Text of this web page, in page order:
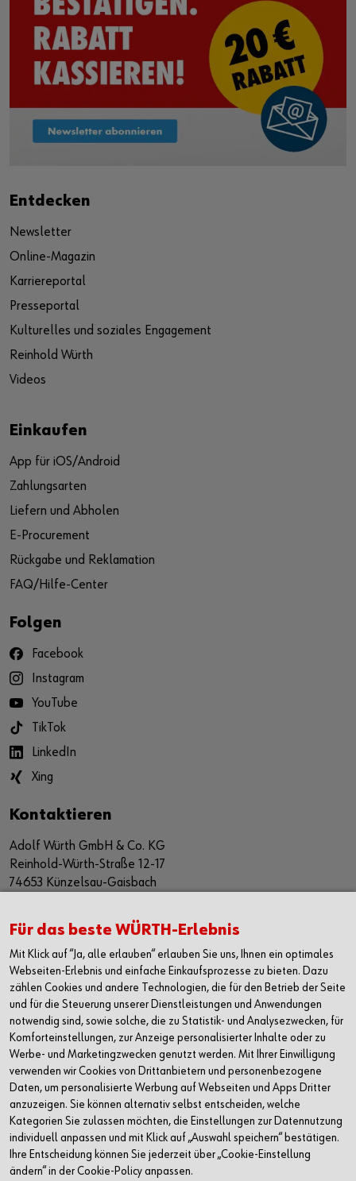
Entdecken
Newsletter
Online-Magazin
Karriereportal
Presseportal
Kulturelles und soziales Engagement
Reinhold Würth
Videos
Einkaufen
App für iOS/Android
Zahlungsarten
Liefern und Abholen
E-Procurement
Rückgabe und Reklamation
FAQ/Hilfe-Center
Folgen
Facebook
Instagram
YouTube
TikTok
LinkedIn
Xing
Kontaktieren
Adolf Würth GmbH & Co. KG
Reinhold-Würth-Straße 12-17
74653 Künzelsau-Gaisbach
Alle Kontaktmöglichkeiten
+49 7940 15-2400
info@wuerth.com
Für das beste WÜRTH-Erlebnis
Mit Klick auf “Ja, alle erlauben“ erlauben Sie uns, Ihnen ein optimales
Webseiten-Erlebnis und einfache Einkaufsprozesse zu bieten. Dazu
zählen Cookies und andere Technologien, die für den Betrieb der Seite
und für die Steuerung unserer Dienstleistungen und Anwendungen
notwendig sind, sowie solche, die zu Statistik- und Analysezwecken, für
Komforteinstellungen, zur Anzeige personalisierter Inhalte oder zu
Werbe- und Marketingzwecken genutzt werden. Mit Ihrer Einwilligung
verwenden wir Cookies von Drittanbietern und personenbezogene
Daten, um personalisierte Werbung auf Webseiten und Apps Dritter
anzuzeigen. Sie können alternativ selbst entscheiden, welche
Kategorien Sie zulassen möchten, die Einstellungen zur Datennutzung
individuell anpassen und mit Klick auf „Auswahl speichern“ bestätigen.
Ihre Entscheidung können Sie jederzeit über „Cookie-Einstellung
ändern“ in der Cookie-Policy anpassen.